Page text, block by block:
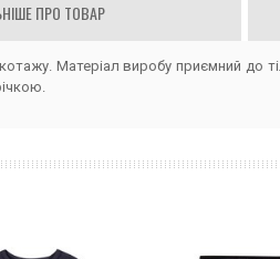
ПРО ТОВАР
Матеріал виробу приємний до